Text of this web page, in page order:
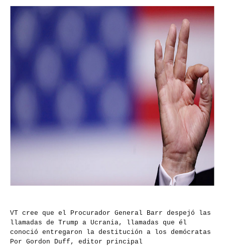
VT cree que el Procurador General Barr despejó las
llamadas de Trump a Ucrania, llamadas que él
conoció entregaron la destitución a los demócratas
Por Gordon Duff, editor principal